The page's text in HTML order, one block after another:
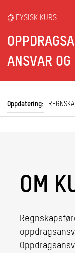
FYSISK KURS
ANSVAR
Oppdatering:
OM